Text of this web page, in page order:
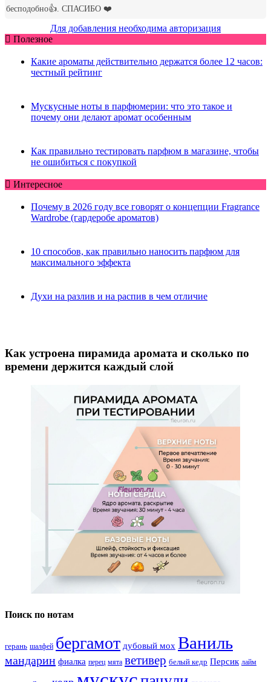
Для добавления необходима авторизация
Полезное
Какие ароматы действительно держатся более 12 часов:
честный рейтинг
Мускусные ноты в парфюмерии: что это такое и
почему они делают аромат особенным
Как правильно тестировать парфюм в магазине, чтобы
не ошибиться с покупкой
Интересное
Почему в 2026 году все говорят о концепции Fragrance
Wardrobe (гардеробе ароматов)
10 способов, как правильно наносить парфюм для
максимального эффекта
Духи на разлив и на распив в чем отличие
Как устроена пирамида аромата и сколько по
времени держится каждый слой
Поиск по нотам
герань шалфей бергамот дубовый мох Ваниль
мандарин фиалка перец мята ветивер белый кедр Персик лайм